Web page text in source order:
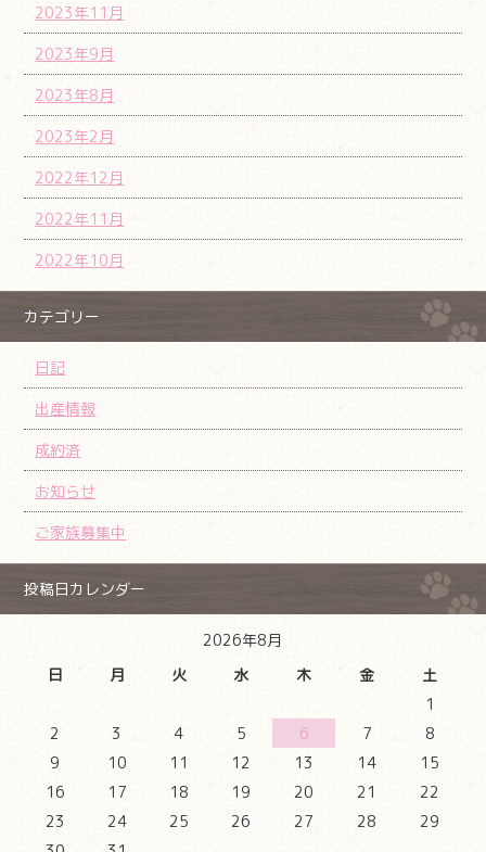
2023年11月
2023年9月
2023年8月
2023年2月
2022年12月
2022年11月
2022年10月
カテゴリー
日記
出産情報
成約済
お知らせ
ご家族募集中
投稿日カレンダー
2026年8月
日
月 火 水 木 金
土
1
2
3 4 5 6 7
8
9
10 11 12 13 14
15
16
17 18 19 20 21
22
23
24 25 26 27 28
29